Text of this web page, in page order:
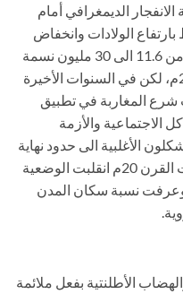
الانفجار الديمغرافي أمام
الولادات وانخفاض
الوفيات، وبالتالي انتقل عدد السكان من 11.6 الى 30 مليون نسمة
في الفترة ما بين سنة 1960 م و2004م، لكن في السنوات الأخيرة
شرع المغاربة في تطبيق
الاجتماعية والأزمة
الأغلبية الى حدود نهاية
الثمانينات، غير أنه منذ مطلع تسعينات القرن 20م انقلبت الوضعية
نسبة سكان المدن
الأطلنتية بفعل ملائمة